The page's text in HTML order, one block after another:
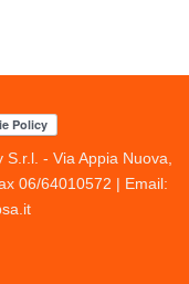
- Via Appia Nuova,
06/64010572 | Email: